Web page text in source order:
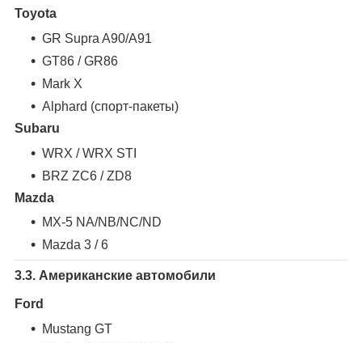
Toyota
GR Supra A90/A91
GT86 / GR86
Mark X
Alphard (спорт-пакеты)
Subaru
WRX / WRX STI
BRZ ZC6 / ZD8
Mazda
MX-5 NA/NB/NC/ND
Mazda 3 / 6
3.3. Американские автомобили
Ford
Mustang GT